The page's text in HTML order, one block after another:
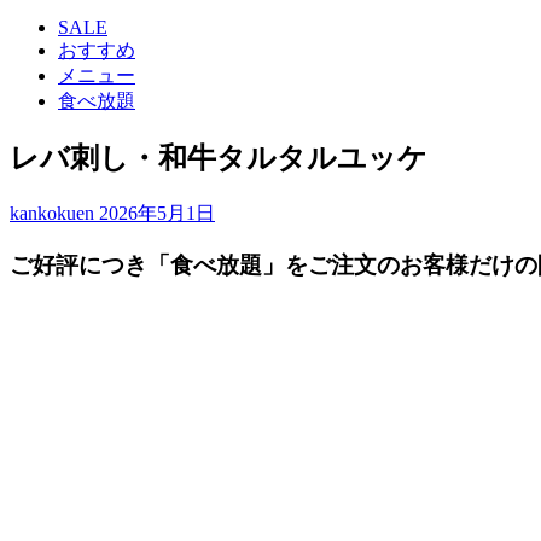
SALE
おすすめ
メニュー
食べ放題
レバ刺し・和牛タルタルユッケ
kankokuen 2026年5月1日
ご好評につき「食べ放題」をご注文のお客様だけの